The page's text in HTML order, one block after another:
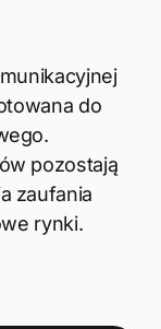
do
pozostają
zaufania
rynki.